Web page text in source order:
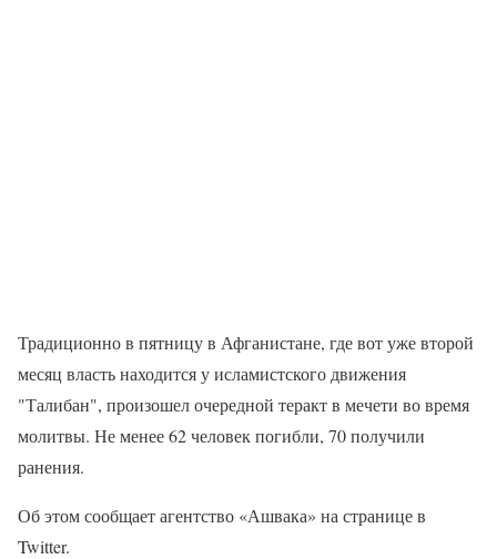
Традиционно в пятницу в Афганистане, где вот уже второй
месяц власть находится у исламистского движения
"Талибан", произошел очередной теракт в мечети во время
молитвы. Не менее 62 человек погибли, 70 получили
ранения.
Об этом сообщает агентство «Ашвака» на странице в
Twitter.